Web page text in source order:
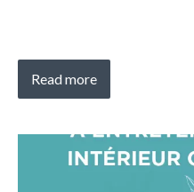
Read more